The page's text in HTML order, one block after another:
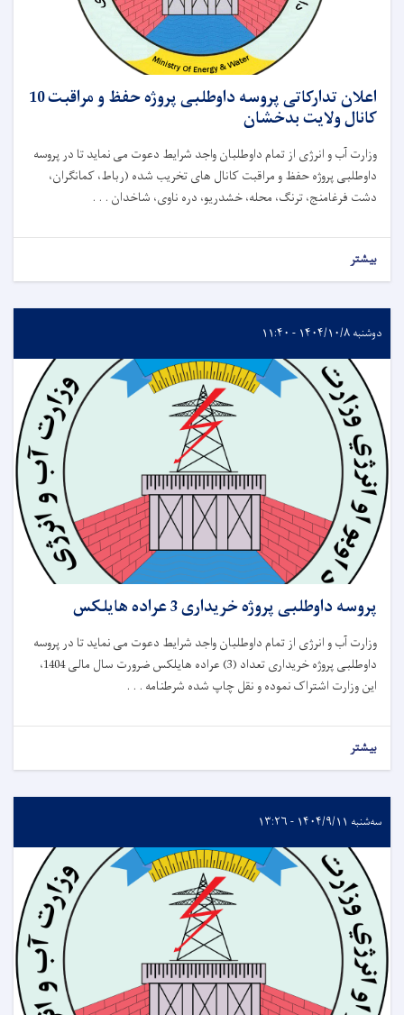
اعلان تدارکاتی پروسه داوطلبی پروژه حفظ و مراقبت 10
کانال ولایت بدخشان
وزارت آب و انرژی از تمام داوطلبان واجد شرایط دعوت می نماید تا در پروسه
داوطلبی پروژه حفظ و مراقبت کانال های تخریب شده (رباط، کمانګران،
دشت فرغامنج، ترنگ، محله، خشدریو، دره ناوی، شاخدان . . .
بیشتر
دوشنبه ۱۴۰۴/۱۰/۸ - ۱۱:۴۰
پروسه داوطلبی پروژه خریداری 3 عراده هایلکس
وزارت آب و انرژی از تمام داوطلبان واجد شرایط دعوت می نماید تا در پروسه
داوطلبی پروژه خریداری تعداد (3) عراده هایلکس ضرورت سال مالی 1404،
این وزارت اشتراک نموده و نقل چاپ شده شرطنامه . . .
بیشتر
سه‌شنبه ۱۴۰۴/۹/۱۱ - ۱۳:۲۶